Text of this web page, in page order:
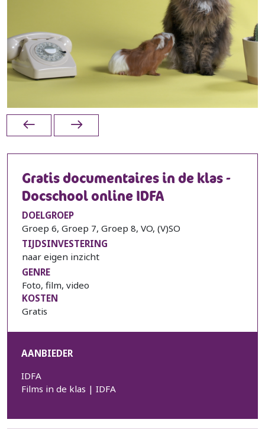
Gratis documentaires in de klas -
Docschool online IDFA
DOELGROEP
Groep 6, Groep 7, Groep 8, VO, (V)SO
TIJDSINVESTERING
naar eigen inzicht
GENRE
Foto, film, video
KOSTEN
Gratis
AANBIEDER
IDFA
Films in de klas | IDFA